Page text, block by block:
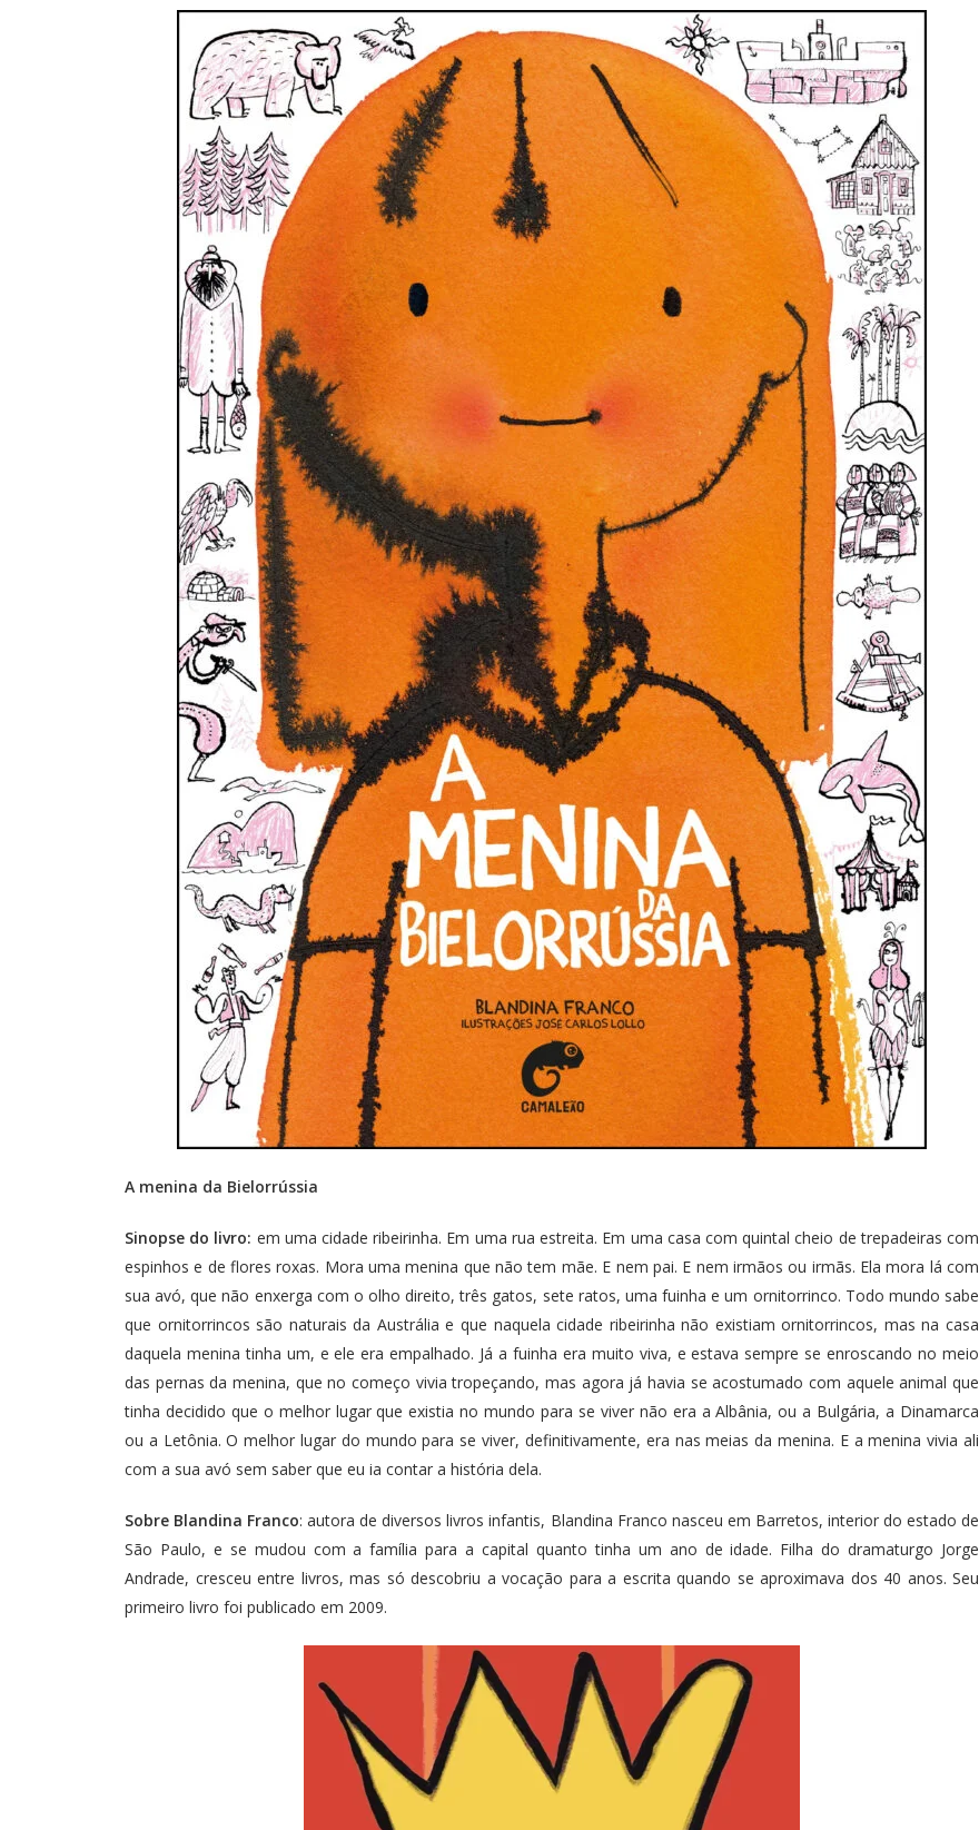
A menina da Bielorrússia
Sinopse do livro: em uma cidade ribeirinha. Em uma rua estreita. Em uma casa com quintal cheio de trepadeiras com
espinhos e de flores roxas. Mora uma menina que não tem mãe. E nem pai. E nem irmãos ou irmãs. Ela mora lá com
sua avó, que não enxerga com o olho direito, três gatos, sete ratos, uma fuinha e um ornitorrinco. Todo mundo sabe
que ornitorrincos são naturais da Austrália e que naquela cidade ribeirinha não existiam ornitorrincos, mas na casa
daquela menina tinha um, e ele era empalhado. Já a fuinha era muito viva, e estava sempre se enroscando no meio
das pernas da menina, que no começo vivia tropeçando, mas agora já havia se acostumado com aquele animal que
tinha decidido que o melhor lugar que existia no mundo para se viver não era a Albânia, ou a Bulgária, a Dinamarca
ou a Letônia. O melhor lugar do mundo para se viver, definitivamente, era nas meias da menina. E a menina vivia ali
com a sua avó sem saber que eu ia contar a história dela.
Sobre Blandina Franco: autora de diversos livros infantis, Blandina Franco nasceu em Barretos, interior do estado de
São Paulo, e se mudou com a família para a capital quanto tinha um ano de idade. Filha do dramaturgo Jorge
Andrade, cresceu entre livros, mas só descobriu a vocação para a escrita quando se aproximava dos 40 anos. Seu
primeiro livro foi publicado em 2009.